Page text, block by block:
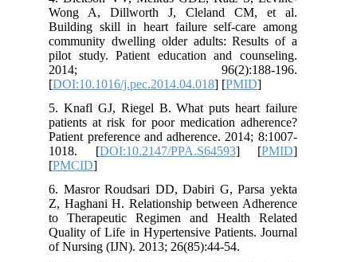
Wong A, Dillworth J, Cleland
Building skill in heart failure self-
community dwelling older adults:
pilot study. Patient education and
2014; 96(2):188-
[DOI:10.1016/j.pec.2014.04.018
5. Knafl GJ, Riegel B. What puts
patients at risk for poor medication
Patient preference and adherence.
1018. [DOI:10.2147/PPA.S64593
6. Masror Roudsari DD, Dabiri G,
Z, Haghani H. Relationship between
to Therapeutic Regimen and Health
Quality of Life in Hypertensive
of Nursing (IJN). 2013; 26(85):44-54.